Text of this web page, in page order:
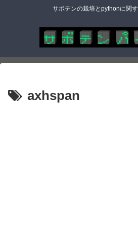
サボテンの栽培とpythonに関
axhspan